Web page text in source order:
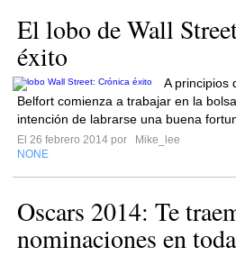
El lobo de Wall
éxito
A principios
Belfort comienza a trabajar en la
intención de labrarse una buena
El 26 febrero 2014 por
Mike_lee
NONE
Oscars 2014: Te
nominaciones en